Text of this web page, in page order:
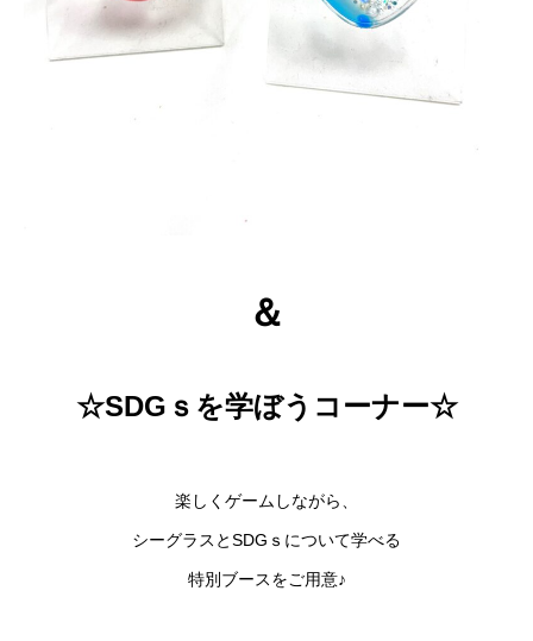
＆
☆SDGｓを学ぼうコーナー☆
楽しくゲームしながら、
シーグラスとSDGｓについて学べる
特別ブースをご用意♪